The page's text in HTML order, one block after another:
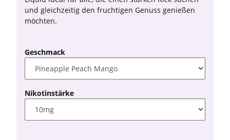
und gleichzeitig den fruchtigen Genuss genießen
möchten.
Geschmack
Nikotinstärke